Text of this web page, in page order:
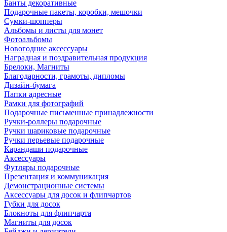
Банты декоративные
Подарочные пакеты, коробки, мешочки
Сумки-шопперы
Альбомы и листы для монет
Фотоальбомы
Новогодние аксессуары
Наградная и поздравительная продукция
Брелоки, Магниты
Благодарности, грамоты, дипломы
Дизайн-бумага
Папки адресные
Рамки для фотографий
Подарочные письменные принадлежности
Ручки-роллеры подарочные
Ручки шариковые подарочные
Ручки перьевые подарочные
Карандаши подарочные
Аксессуары
Футляры подарочные
Презентация и коммуникация
Демонстрационные системы
Аксессуары для досок и флипчартов
Губки для досок
Блокноты для флипчарта
Магниты для досок